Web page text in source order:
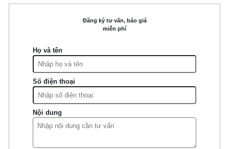
Đăng ký tư vấn, báo giá
miễn phí
Họ và tên
Số điện thoại
Nội dung